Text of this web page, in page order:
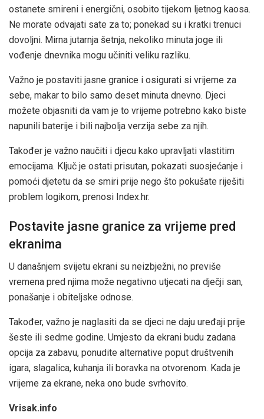
ostanete smireni i energični, osobito tijekom ljetnog kaosa.
Ne morate odvajati sate za to; ponekad su i kratki trenuci
dovoljni. Mirna jutarnja šetnja, nekoliko minuta joge ili
vođenje dnevnika mogu učiniti veliku razliku.
Važno je postaviti jasne granice i osigurati si vrijeme za
sebe, makar to bilo samo deset minuta dnevno. Djeci
možete objasniti da vam je to vrijeme potrebno kako biste
napunili baterije i bili najbolja verzija sebe za njih.
Također je važno naučiti i djecu kako upravljati vlastitim
emocijama. Ključ je ostati prisutan, pokazati suosjećanje i
pomoći djetetu da se smiri prije nego što pokušate riješiti
problem logikom, prenosi Index.hr.
Postavite jasne granice za vrijeme pred
ekranima
U današnjem svijetu ekrani su neizbježni, no previše
vremena pred njima može negativno utjecati na dječji san,
ponašanje i obiteljske odnose.
Također, važno je naglasiti da se djeci ne daju uređaji prije
šeste ili sedme godine. Umjesto da ekrani budu zadana
opcija za zabavu, ponudite alternative poput društvenih
igara, slagalica, kuhanja ili boravka na otvorenom. Kada je
vrijeme za ekrane, neka ono bude svrhovito.
Vrisak.info